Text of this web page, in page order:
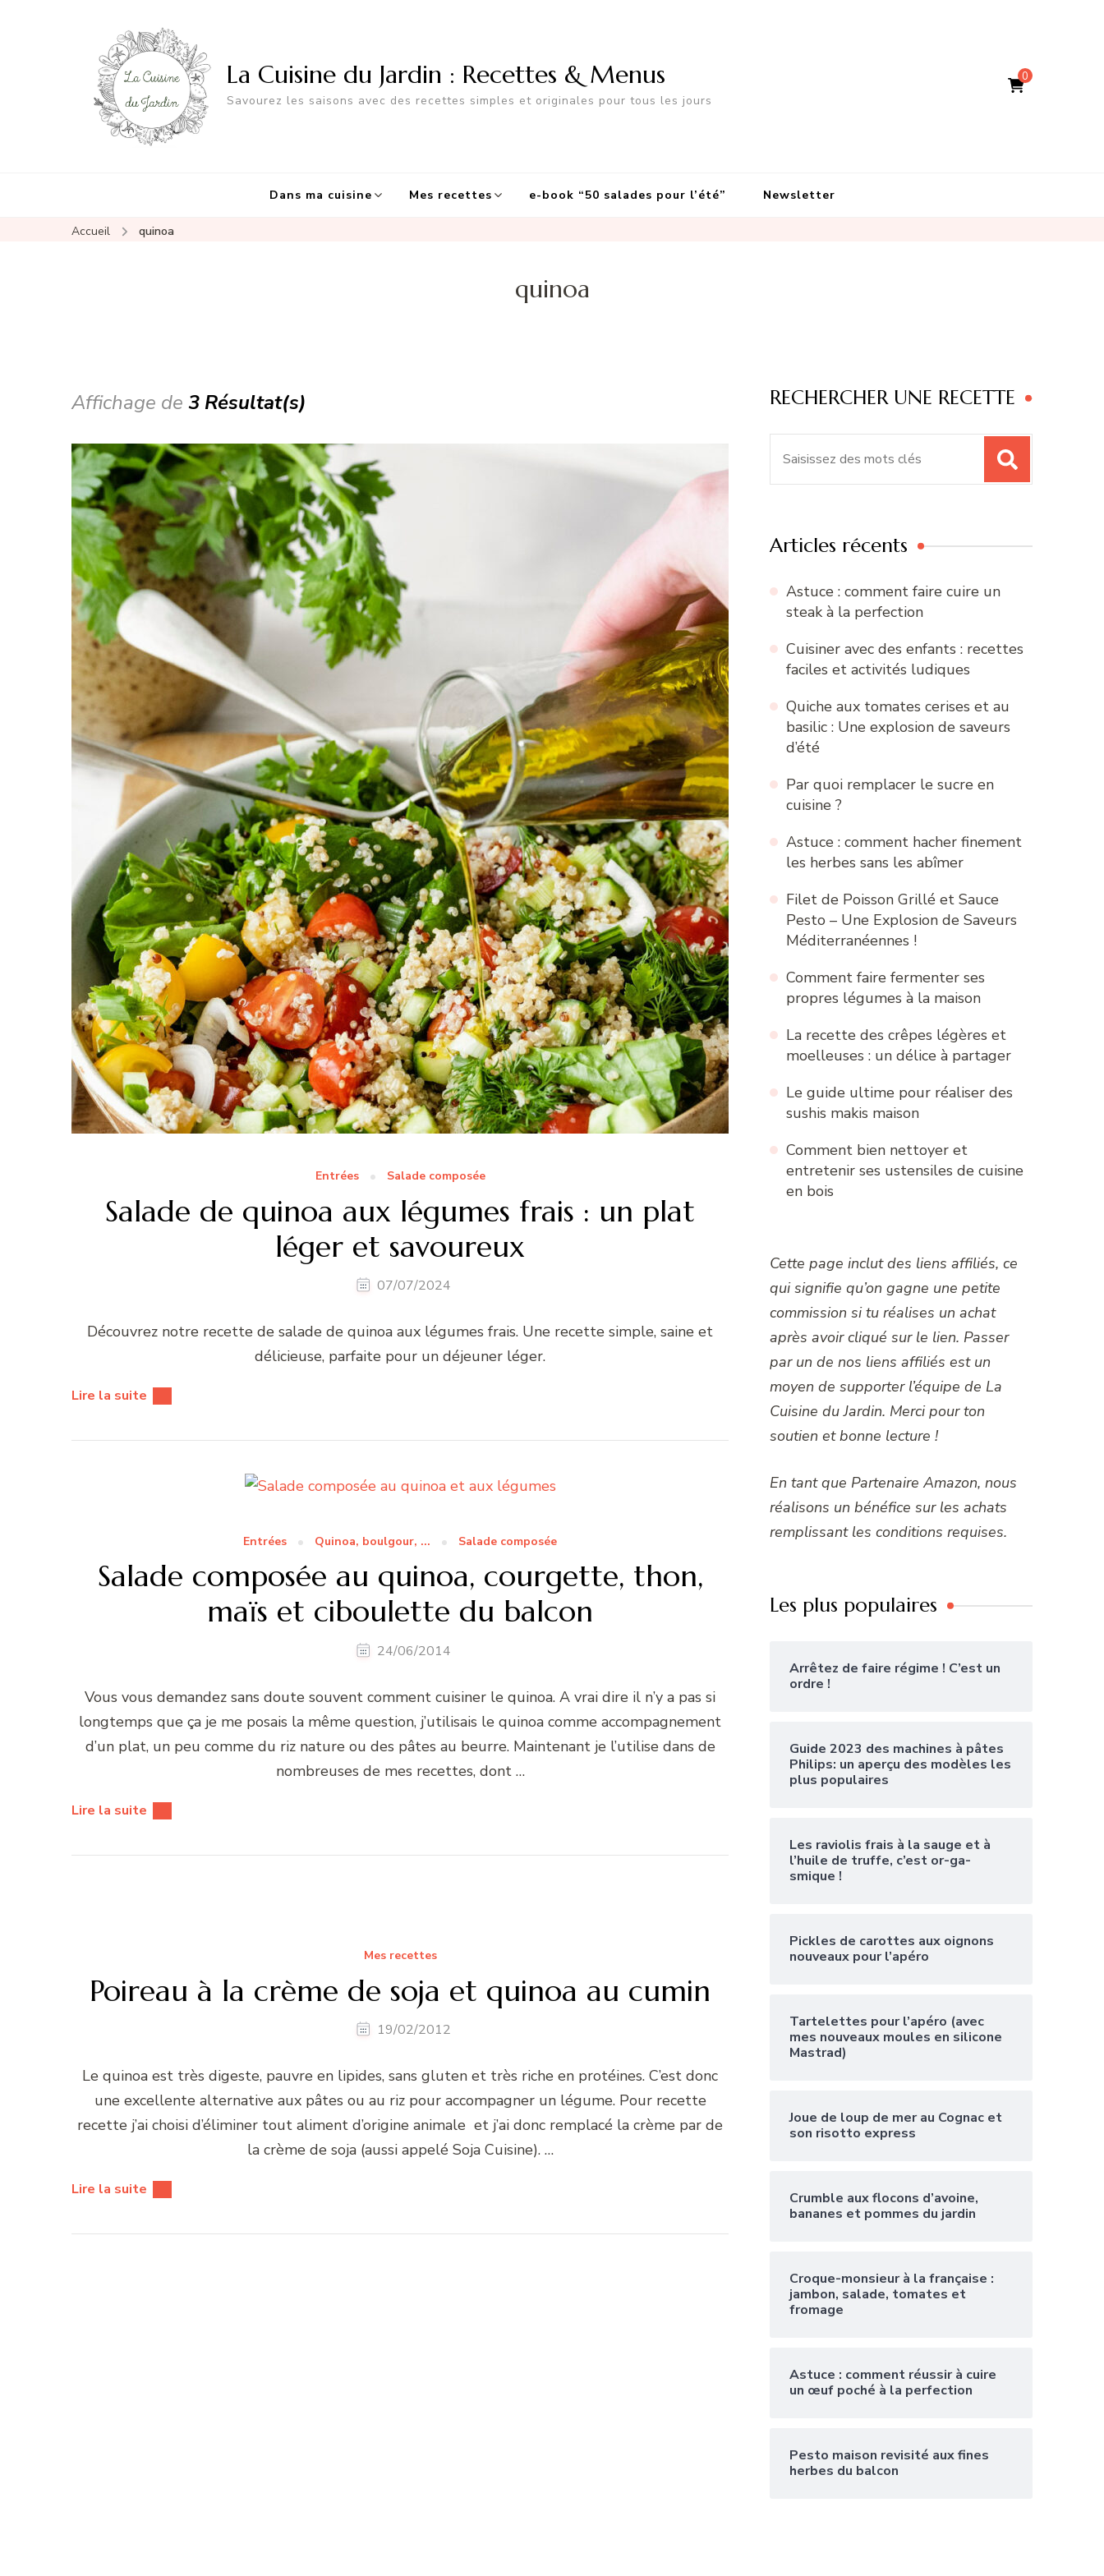
0
La Cuisine du Jardin : Recettes & Menus
Savourez les saisons avec des recettes simples et originales pour tous les jours
Dans ma cuisine Mes recettes e-book “50 salades pour l’été” Newsletter
Accueil quinoa
quinoa
Affichage de 3 Résultat(s)
Entrées Salade composée
Salade de quinoa aux légumes frais : un plat
léger et savoureux
07/07/2024
Découvrez notre recette de salade de quinoa aux légumes frais. Une recette simple, saine et
délicieuse, parfaite pour un déjeuner léger.
Lire la suite
Entrées Quinoa, boulgour, ... Salade composée
Salade composée au quinoa, courgette, thon,
maïs et ciboulette du balcon
24/06/2014
Vous vous demandez sans doute souvent comment cuisiner le quinoa. A vrai dire il n’y a pas si
longtemps que ça je me posais la même question, j’utilisais le quinoa comme accompagnement
d’un plat, un peu comme du riz nature ou des pâtes au beurre. Maintenant je l’utilise dans de
nombreuses de mes recettes, dont …
Lire la suite
Mes recettes
Poireau à la crème de soja et quinoa au cumin
19/02/2012
Le quinoa est très digeste, pauvre en lipides, sans gluten et très riche en protéines. C’est donc
une excellente alternative aux pâtes ou au riz pour accompagner un légume. Pour recette
recette j’ai choisi d’éliminer tout aliment d’origine animale et j’ai donc remplacé la crème par de
la crème de soja (aussi appelé Soja Cuisine). …
Lire la suite
RECHERCHER UNE RECETTE
Articles récents
Astuce : comment faire cuire un
steak à la perfection
Cuisiner avec des enfants : recettes
faciles et activités ludiques
Quiche aux tomates cerises et au
basilic : Une explosion de saveurs
d’été
Par quoi remplacer le sucre en
cuisine ?
Astuce : comment hacher finement
les herbes sans les abîmer
Filet de Poisson Grillé et Sauce
Pesto – Une Explosion de Saveurs
Méditerranéennes !
Comment faire fermenter ses
propres légumes à la maison
La recette des crêpes légères et
moelleuses : un délice à partager
Le guide ultime pour réaliser des
sushis makis maison
Comment bien nettoyer et
entretenir ses ustensiles de cuisine
en bois
Cette page inclut des liens affiliés, ce
qui signifie qu’on gagne une petite
commission si tu réalises un achat
après avoir cliqué sur le lien. Passer
par un de nos liens affiliés est un
moyen de supporter l’équipe de La
Cuisine du Jardin. Merci pour ton
soutien et bonne lecture !
En tant que Partenaire Amazon, nous
réalisons un bénéfice sur les achats
remplissant les conditions requises.
Les plus populaires
Arrêtez de faire régime ! C’est un
ordre !
Guide 2023 des machines à pâtes
Philips: un aperçu des modèles les
plus populaires
Les raviolis frais à la sauge et à
l’huile de truffe, c’est or-ga-
smique !
Pickles de carottes aux oignons
nouveaux pour l’apéro
Tartelettes pour l’apéro (avec
mes nouveaux moules en silicone
Mastrad)
Joue de loup de mer au Cognac et
son risotto express
Crumble aux flocons d’avoine,
bananes et pommes du jardin
Croque-monsieur à la française :
jambon, salade, tomates et
fromage
Astuce : comment réussir à cuire
un œuf poché à la perfection
Pesto maison revisité aux fines
herbes du balcon